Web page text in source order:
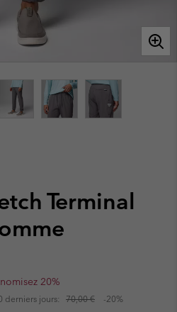
Terminal
20%
derniers jours: 70,00 € -20%